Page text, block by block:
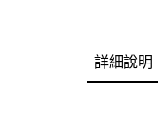
玉山商業銀行
台新國際商業銀行
元大商業銀行
玉山商業銀行
聯邦商業銀行
元大商業銀行
詳細說明